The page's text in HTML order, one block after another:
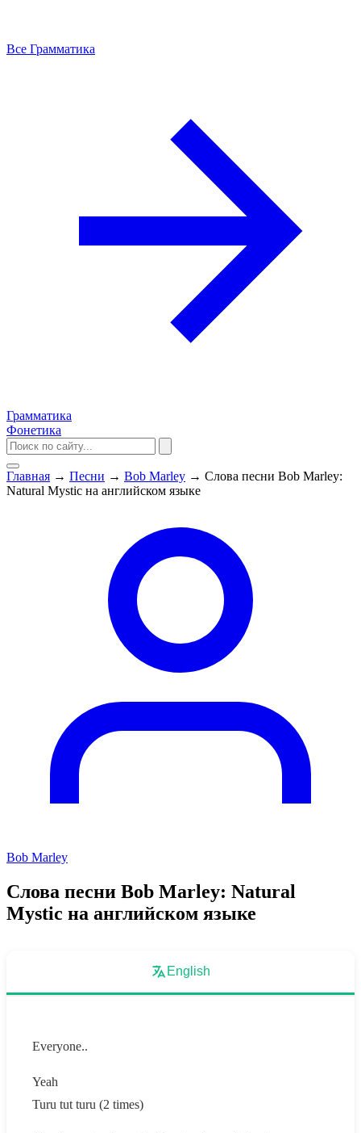
Все Грамматика
Грамматика
Фонетика
Главная → Песни → Bob Marley → Слова песни Bob Marley:
Natural Mystic на английском языке
Bob Marley
Слова песни Bob Marley: Natural
Mystic на английском языке
English
Everyone..
Yeah
Turu tut turu (2 times)